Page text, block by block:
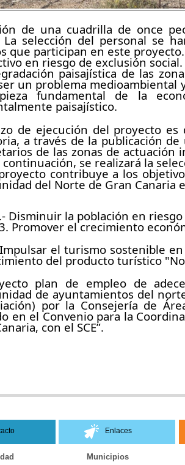
de una cuadrilla de once
La selección del personal se
que participan en este
en riesgo de exclusión social.
paisajística de las
un problema medioambiental
fundamental de la
paisajístico.
de ejecución del proyecto
a través de la publicación
de las zonas de actuación
continuación, se realizará la
contribuye a los
del Norte de Gran Canaria
Disminuir la población en
Promover el crecimiento
el turismo sostenible
del producto turístico
plan de empleo de
de ayuntamientos del
por la Consejería de
en el Convenio para la
con el SCE”.
Enlaces
Municipios